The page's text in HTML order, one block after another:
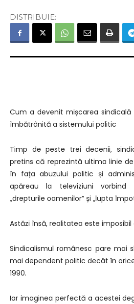
DISTRIBUIE:
Cum a devenit mișcarea
îmbătrânită a sistemului politic
Timp de peste trei decenii,
pretins că reprezintă ultima linie
în fața abuzului politic și
apăreau la televiziuni vorbind
„drepturile oamenilor” și „lupta
Astăzi însă, realitatea este imposibil
Sindicalismul românesc pare mai
mai dependent politic decât în
1990.
Iar imaginea perfectă a acestei